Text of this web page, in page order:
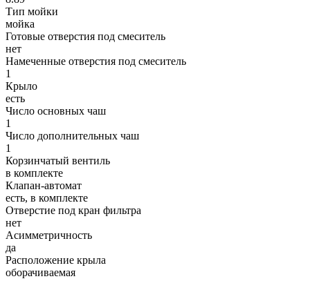
Тип мойки
мойка
Готовые отверстия под смеситель
нет
Намеченные отверстия под смеситель
1
Крыло
есть
Число основных чаш
1
Число дополнительных чаш
1
Корзинчатый вентиль
в комплекте
Клапан-автомат
есть, в комплекте
Отверстие под кран фильтра
нет
Асимметричность
да
Расположение крыла
оборачиваемая